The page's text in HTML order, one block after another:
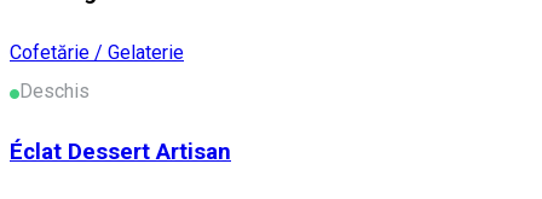
Cofetărie / Gelaterie
Deschis
Éclat Dessert Artisan